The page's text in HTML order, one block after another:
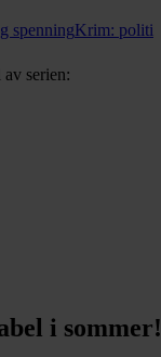
spenningKrim: politi
serien:
i sommer!